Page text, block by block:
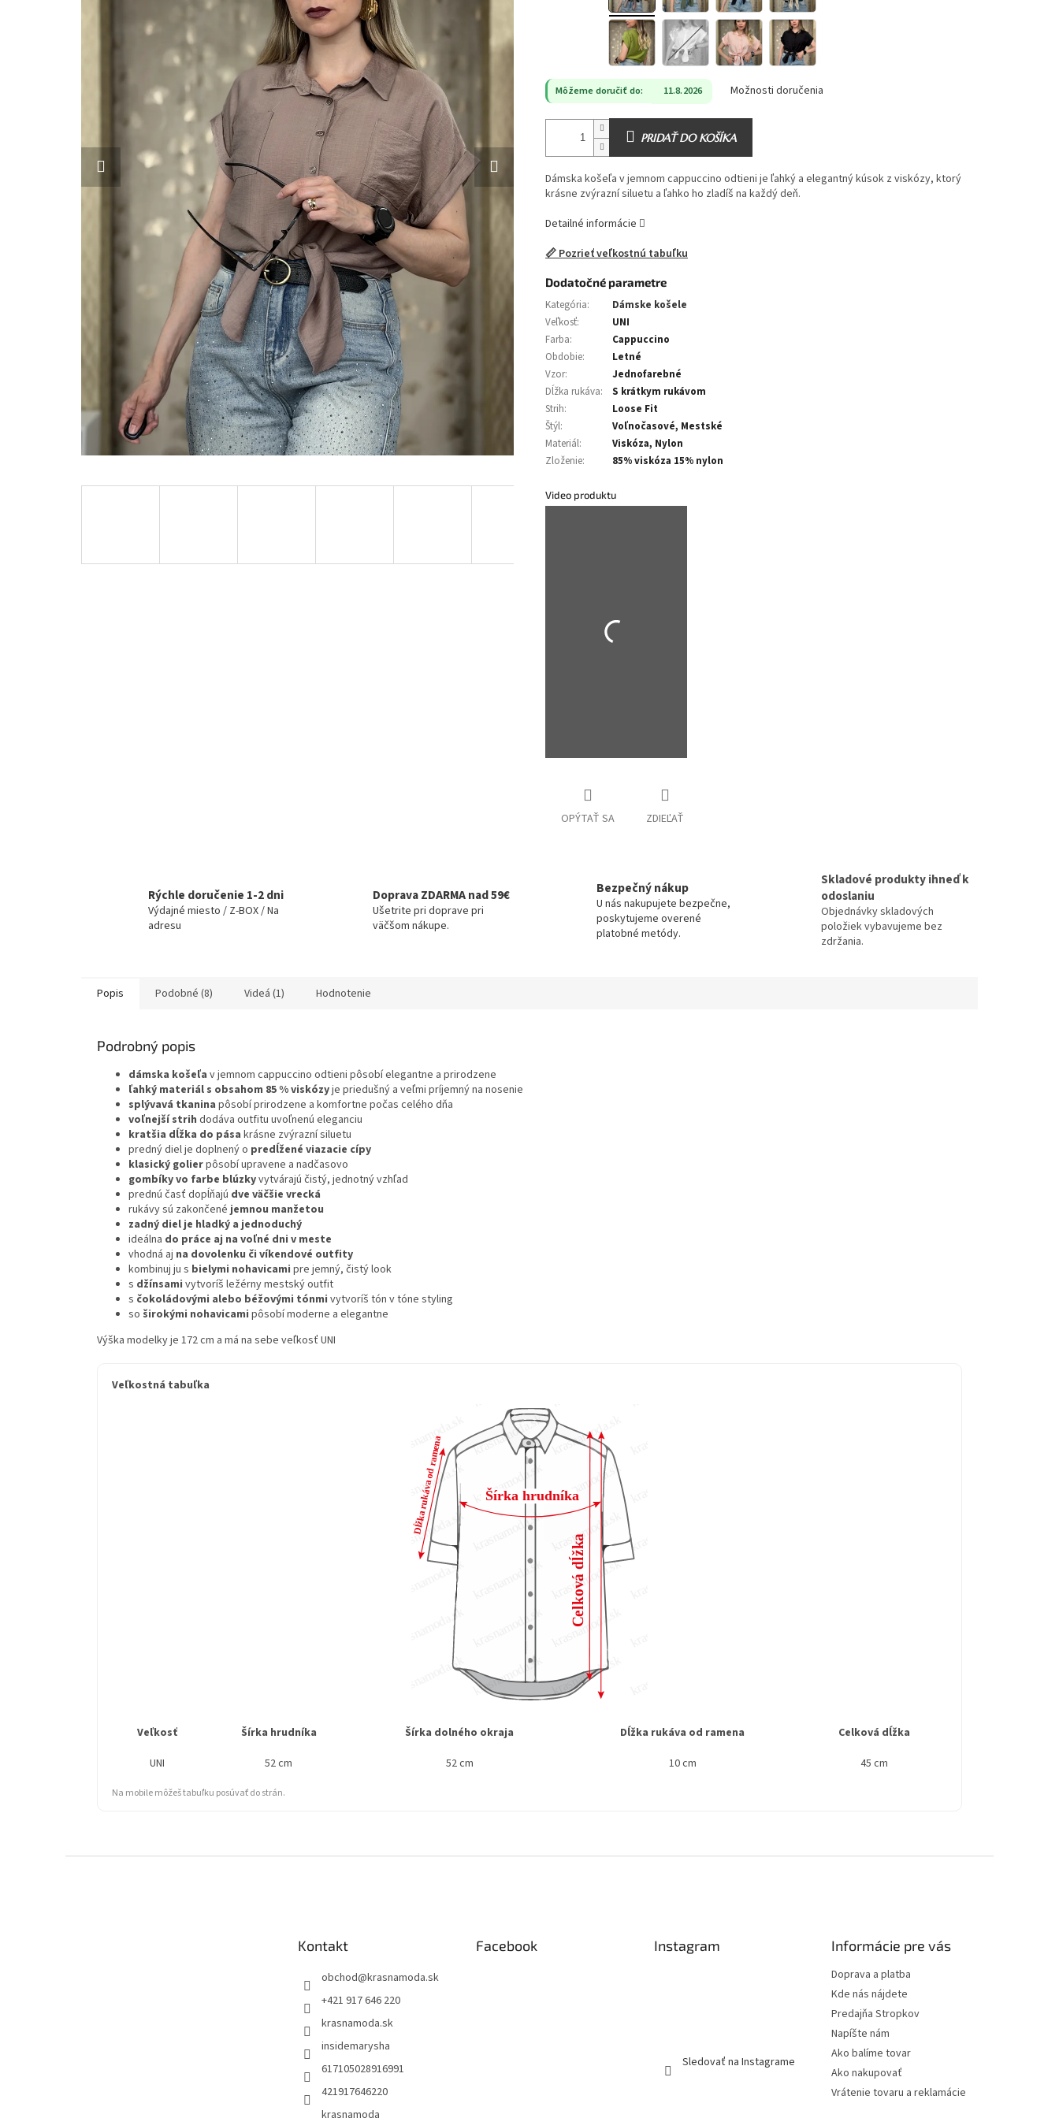
Môžeme doručiť do: 11.8.2026 Možnosti doručenia
PRIDAŤ DO KOŠÍKA
Dámska košeľa v jemnom cappuccino odtieni je ľahký a elegantný kúsok z viskózy, ktorý
krásne zvýrazní siluetu a ľahko ho zladíš na každý deň.
Detailné informácie
📏 Pozrieť veľkostnú tabuľku
Dodatočné parametre
Kategória:
Dámske košele
Veľkosť:
UNI
Farba:
Cappuccino
Obdobie:
Letné
Vzor:
Jednofarebné
Dĺžka rukáva:
S krátkym rukávom
Strih:
Loose Fit
Štýl:
Voľnočasové, Mestské
Materiál:
Viskóza, Nylon
Zloženie: 85% viskóza 15% nylon
Video produktu
OPÝTAŤ SA ZDIEĽAŤ
Rýchle doručenie 1-2 dni
Výdajné miesto / Z-BOX / Na
adresu
Doprava ZDARMA nad 59€
Ušetrite pri doprave pri
väčšom nákupe.
Bezpečný nákup
U nás nakupujete bezpečne,
poskytujeme overené
platobné metódy.
Skladové produkty ihneď k
odoslaniu
Objednávky skladových
položiek vybavujeme bez
zdržania.
Popis Podobné (8) Videá (1) Hodnotenie
Podrobný popis
dámska košeľa v jemnom cappuccino odtieni pôsobí elegantne a prirodzene
ľahký materiál s obsahom 85 % viskózyje priedušný a veľmi príjemný na nosenie
splývavá tkanina pôsobí prirodzene a komfortne počas celého dňa
voľnejší strih dodáva outfitu uvoľnenú eleganciu
kratšia dĺžka do pása krásne zvýrazní siluetu
predný diel je doplnený o predĺžené viazacie cípy
klasický golierpôsobí upravene a nadčasovo
gombíky vo farbe blúzkyvytvárajú čistý, jednotný vzhľad
prednú časť dopĺňajú dve väčšie vrecká
rukávy sú zakončenéjemnou manžetou
zadný diel je hladký a jednoduchý
ideálna do práce aj na voľné dni v meste
vhodná aj na dovolenku či víkendové outfity
kombinuj ju s bielymi nohavicami pre jemný, čistý look
s džínsami vytvoríš ležérny mestský outfit
s čokoládovými alebo béžovými tónmi vytvoríš tón v tóne styling
so širokými nohavicami pôsobí moderne a elegantne
Výška modelky je 172 cm a má na sebe veľkosť UNI
Veľkostná tabuľka
Veľkosť Šírka hrudníka Šírka dolného okraja Dĺžka rukáva od ramena
Celková dĺžka
UNI
52 cm 52 cm 10 cm 45 cm
Na mobile môžeš tabuľku posúvať do strán.
Kontakt
obchod@krasnamoda.sk
+421 917 646 220
krasnamoda.sk
insidemarysha
617105028916991
421917646220
krasnamoda
Facebook Instagram
Sledovať na Instagrame
Informácie pre vás
Doprava a platba
Kde nás nájdete
Predajňa Stropkov
Napíšte nám
Ako balíme tovar
Ako nakupovať
Vrátenie tovaru a reklamácie